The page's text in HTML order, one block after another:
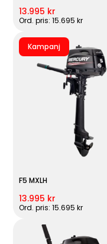
13.995 kr
Ord. pris: 15.695 kr
Kampanj
F5 MXLH
13.995 kr
Ord. pris: 15.695 kr